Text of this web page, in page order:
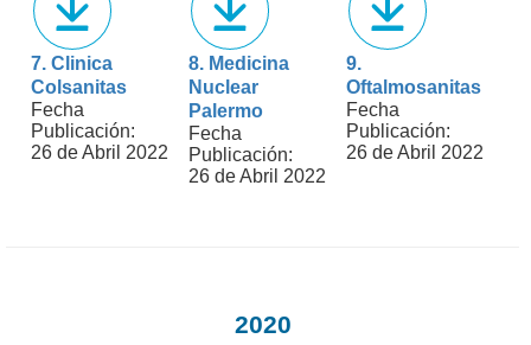
7. Clinica
Colsanitas
Fecha
Publicación:
26 de Abril 2022
8. Medicina
Nuclear
Palermo
Fecha
Publicación:
26 de Abril 2022
9.
Oftalmosanitas
Fecha
Publicación:
26 de Abril 2022
2020